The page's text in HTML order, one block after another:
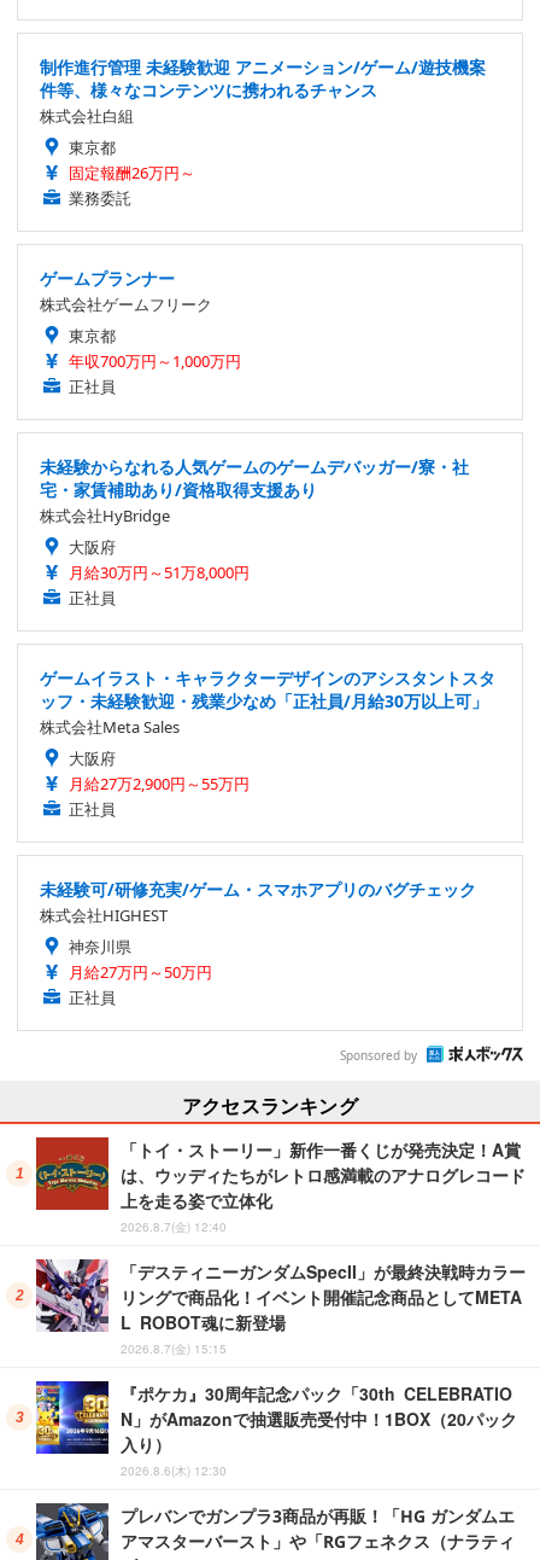
制作進行管理 未経験歓迎 アニメーション/ゲーム/遊技機案
件等、様々なコンテンツに携われるチャンス
株式会社白組
東京都
固定報酬26万円～
業務委託
ゲームプランナー
株式会社ゲームフリーク
東京都
年収700万円～1,000万円
正社員
未経験からなれる人気ゲームのゲームデバッガー/寮・社
宅・家賃補助あり/資格取得支援あり
株式会社HyBridge
大阪府
月給30万円～51万8,000円
正社員
ゲームイラスト・キャラクターデザインのアシスタントスタ
ッフ・未経験歓迎・残業少なめ「正社員/月給30万以上可」
株式会社Meta Sales
大阪府
月給27万2,900円～55万円
正社員
未経験可/研修充実/ゲーム・スマホアプリのバグチェック
株式会社HIGHEST
神奈川県
月給27万円～50万円
正社員
Sponsored by
アクセスランキング
「トイ・ストーリー」新作一番くじが発売決定！A賞
は、ウッディたちがレトロ感満載のアナログレコード
上を走る姿で立体化
2026.8.7(金) 12:40
「デスティニーガンダムSpecII」が最終決戦時カラー
リングで商品化！イベント開催記念商品としてMETA
L ROBOT魂に新登場
2026.8.7(金) 15:15
『ポケカ』30周年記念パック「30th CELEBRATIO
N」がAmazonで抽選販売受付中！1BOX（20パック
入り）
2026.8.6(木) 12:30
プレバンでガンプラ3商品が再販！「HG ガンダムエ
アマスターバースト」や「RGフェネクス（ナラティ